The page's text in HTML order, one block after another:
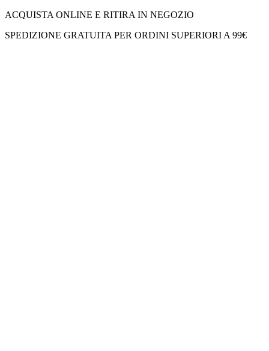
ACQUISTA ONLINE E RITIRA IN NEGOZIO
SPEDIZIONE GRATUITA PER ORDINI SUPERIORI A 99€